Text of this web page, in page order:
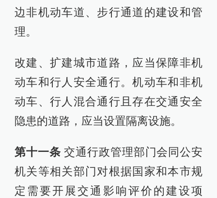
边非机动车道、步行通道的建设和管
理。
改建、扩建城市道路，应当保障非机
动车和行人安全通行。机动车和非机
动车、行人混合通行且存在交通安全
隐患的道路，应当设置隔离设施。
第十一条 交通行政管理部门会同公安
机关等相关部门对根据国家和本市规
定需要开展交通影响评价的建设项